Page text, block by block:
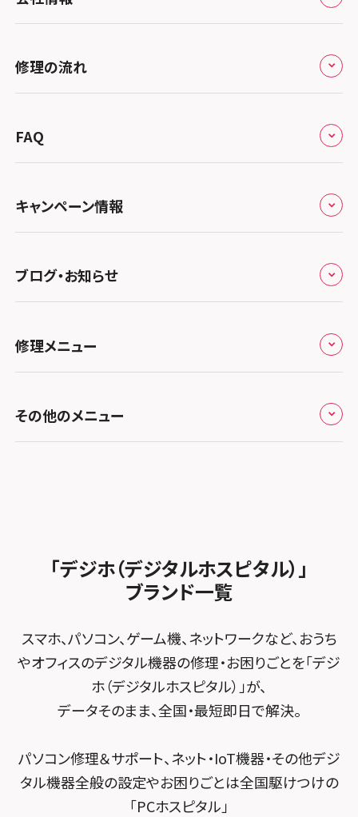
北海道・東北
スマホスピタル大丸札幌
関東
スマホスピタル宇都宮
スマホスピタル 高崎
スマホスピタル鴻巣
スマホスピタル テルル三芳
スマホスピタル 熊谷
スマホスピタル ゲオデジタルベース川口元郷
スマホスピタル埼玉大宮
スマホスピタル テルル蒲生
スマホスピタル テルル新越谷
スマホスピタル テルル草加花栗
スマホスピタル テルル東川口
スマホスピタル テルル松戸五香
スマホスピタル テルル宮野木
スマホスピタル千葉
スマホスピタル 大森
スマホスピタル練馬
北陸・甲信越
スマホスピタルアル・プラザ小松
スマホスピタル 北陸総合修理センター
スマホスピタル 長野
東海
スマホスピタル岐阜
スマホスピタル 浜松
スマホスピタル静岡パルコ
スマホスピタル 藤枝
スマホスピタル名古屋駅前
スマホスピタル名古屋金山
スマホスピタル 大府
スマホスピタル 西枇杷島
スマホスピタル 尾張旭
スマホスピタル平和が丘
スマホスピタル春日井勝川
関西
スマホスピタル 大阪梅田
スマホスピタル by デジホ 梅田地下（うめちか）
スマホスピタル京橋
スマホスピタル難波
スマホスピタルイオンタウン茨木太田
スマホスピタル住道オペラパーク
スマホスピタル東大阪ロンモール布施
スマホスピタル堺
スマホスピタル 堺出張所
スマホスピタル京都河原町
スマホスピタル宇治槙島
スマホスピタル烏丸
中国・四国
スマホスピタル岡山駅前
スマホスピタル西条
スマホスピタル by デジホ マークイズ福岡もも
ち
スマホスピタル福岡天神
スマホスピタル熊本下通
スマホスピタル GODOモバイル大分府内町
会社概要
総務省登録業者
特定商取引法に関する表記
プライバシーポリシー
郵送修理依頼
修理の流れ
郵送修理の流れ
FAQ
キャンペーン情報
キャンペーン一覧
ブログ・お知らせ
お知らせ
修理メニュー
iPhone修理メニュー
MacBook修理メニュー
その他のメニュー
FCNTスマートフォン修理
「デジホ（デジタルホスピタル）」
ブランド一覧
スマホ、パソコン、ゲーム機、ネットワークなど、おうち
やオフィスのデジタル機器の修理・お困りごとを「デジ
ホ（デジタルホスピタル）」が、
データそのまま、全国・最短即日で解決。
パソコン修理＆サポート、ネット・IoT機器・その他デジ
タル機器全般の設定やお困りごとは全国駆けつけの
「PCホスピタル」